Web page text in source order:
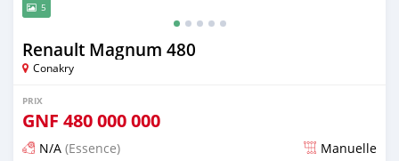
5
Renault Magnum 480
Conakry
PRIX
GNF 480 000 000
N/A (Essence) Manuelle